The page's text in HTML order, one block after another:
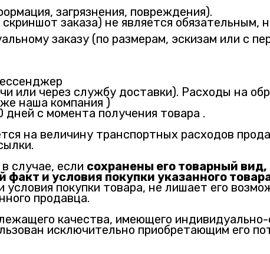
загрязнения, повреждения).
заказа) не является обязательным,
заказу (по размерам, эскизам или с
или через службу доставки). Расходы на
наша компания )
с момента получения товара .
на величину транспортных расходов
случае, если сохранены его товарный
и условия покупки указанного
покупки товара, не лишает его
продавца.
качества, имеющего
исключительно приобретающим его